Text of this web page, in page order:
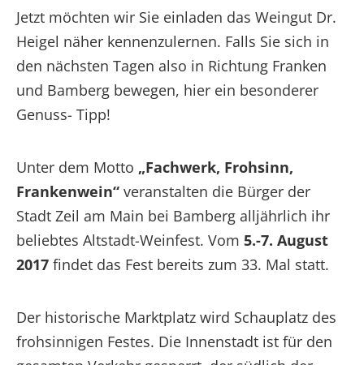
Jetzt möchten wir Sie einladen das Weingut Dr.
Heigel näher kennenzulernen. Falls Sie sich in
den nächsten Tagen also in Richtung Franken
und Bamberg bewegen, hier ein besonderer
Genuss- Tipp!
Unter dem Motto „Fachwerk, Frohsinn,
Frankenwein“ veranstalten die Bürger der
Stadt Zeil am Main bei Bamberg alljährlich ihr
beliebtes Altstadt-Weinfest. Vom 5.-7. August
2017 findet das Fest bereits zum 33. Mal statt.
Der historische Marktplatz wird Schauplatz des
frohsinnigen Festes. Die Innenstadt ist für den